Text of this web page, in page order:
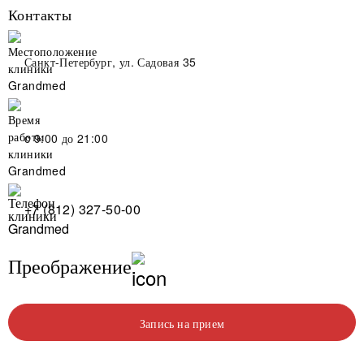
Контакты
Санкт-Петербург, ул. Садовая 35
c 9:00 до 21:00
+7 (812) 327-50-00
Преображение
Запись на прием